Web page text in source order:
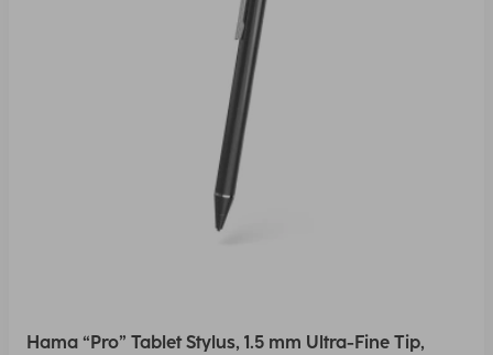
Hama “Pro” Tablet Stylus, 1.5 mm Ultra-Fine Tip,